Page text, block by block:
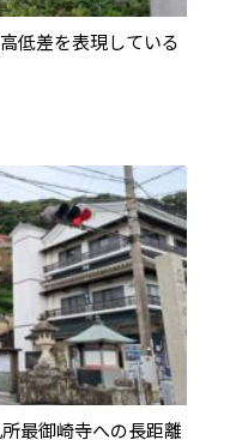
低差を表現している
最御崎寺への長距離